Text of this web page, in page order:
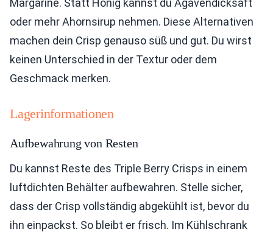
Margarine. Statt Honig kannst du Agavendicksaft
oder mehr Ahornsirup nehmen. Diese Alternativen
machen dein Crisp genauso süß und gut. Du wirst
keinen Unterschied in der Textur oder dem
Geschmack merken.
Lagerinformationen
Aufbewahrung von Resten
Du kannst Reste des Triple Berry Crisps in einem
luftdichten Behälter aufbewahren. Stelle sicher,
dass der Crisp vollständig abgekühlt ist, bevor du
ihn einpackst. So bleibt er frisch. Im Kühlschrank